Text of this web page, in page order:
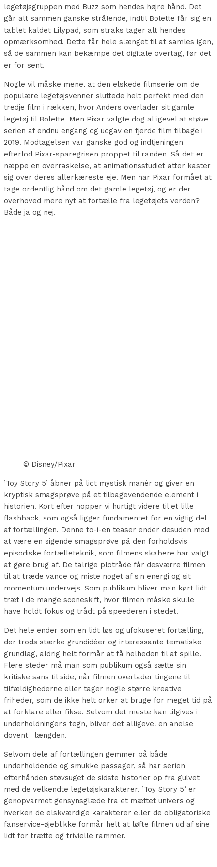
legetøjsgruppen med Buzz som hendes højre hånd. Det
går alt sammen ganske strålende, indtil Bolette får sig en
tablet kaldet Lilypad, som straks tager alt hendes
opmærksomhed. Dette får hele slænget til at samles igen,
så de sammen kan bekæmpe det digitale overtag, før det
er for sent.
Nogle vil måske mene, at den elskede filmserie om de
populære legetøjsvenner sluttede helt perfekt med den
tredje film i rækken, hvor Anders overlader sit gamle
legetøj til Bolette. Men Pixar valgte dog alligevel at støve
serien af endnu engang og udgav en fjerde film tilbage i
2019. Modtagelsen var ganske god og indtjeningen
efterlod Pixar-sparegrisen proppet til randen. Så det er
næppe en overraskelse, at animationsstudiet atter kaster
sig over deres allerkæreste eje. Men har Pixar formået at
tage ordentlig hånd om det gamle legetøj, og er der
overhoved mere nyt at fortælle fra legetøjets verden?
Både ja og nej.
© Disney/Pixar
’Toy Story 5’ åbner på lidt mystisk manér og giver en
kryptisk smagsprøve på et tilbagevendende element i
historien. Kort efter hopper vi hurtigt videre til et lille
flashback, som også ligger fundamentet for en vigtig del
af fortællingen. Denne to-i-en teaser ender desuden med
at være en sigende smagsprøve på den forholdsvis
episodiske fortælleteknik, som filmens skabere har valgt
at gøre brug af. De talrige plotråde får desværre filmen
til at træde vande og miste noget af sin energi og sit
momentum undervejs. Som publikum bliver man kørt lidt
træt i de mange sceneskift, hvor filmen måske skulle
have holdt fokus og trådt på speederen i stedet.
Det hele ender som en lidt løs og ufokuseret fortælling,
der trods stærke grundidéer og interessante tematiske
grundlag, aldrig helt formår at få helheden til at spille.
Flere steder må man som publikum også sætte sin
kritiske sans til side, når filmen overlader tingene til
tilfældighederne eller tager nogle større kreative
friheder, som de ikke helt orker at bruge for meget tid på
at forklare eller fikse. Selvom det meste kan tilgives i
underholdningens tegn, bliver det alligevel en anelse
dovent i længden.
Selvom dele af fortællingen gemmer på både
underholdende og smukke passager, så har serien
efterhånden støvsuget de sidste historier op fra gulvet
med de velkendte legetøjskarakterer. ’Toy Story 5’ er
genopvarmet gensynsglæde fra et mættet univers og
hverken de elskværdige karakterer eller de obligatoriske
fanservice-øjeblikke formår helt at løfte filmen ud af sine
lidt for trætte og trivielle rammer.